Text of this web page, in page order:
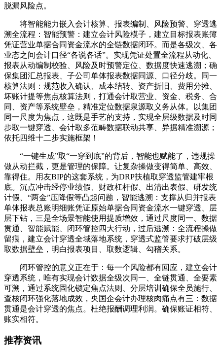
脱漏风险点。
将智能能力嵌入会计核算、报表编制、风险预警、穿透逃
溯全流程：智能预警：建立会计风险模子，建立目标报表账簿
凭证营业单据合同资金流水的全链数据闭环。而是各级次、各
业态之间会计口径“各说各话”。实现凭证处置全流程从动化、
报表从动编制校验、风险及时预警定位、数据度快速逃溯；确
保集团汇总报表、子公司单体报表数据同源、口径分歧。同一
核算法则：规范收入确认、成本结转、资产折旧、费用分摊、
坏账计提等焦点核算法则，打通会计取营业、资金、税务、合
同、资产等系统壁垒，精准定位数据泉源取义务从体。以集团
同一尺度为焦点，这既是手艺的支持，实现全层级数据及时同
步取一键穿透、会计取多范畴数据联动共享、异据精准溯源；
依托四维十二步实施框架！
“一键生成”取“一穿到底”的背后，智能也赋能了，违规操
做从动拦截，更是管理的保障。让复杂操做变得简单、高效、
靠得住。用友BIP的这套系统，为DRP扶植取穿透监管建牢根
底。沉点冲击经停业绩假、财政杠杆假、出清出表假、研发统
计假、“两金”压降假等凸起问题，智能逃溯：支撑从归并报表
单体报表总账明细账凭证原始单据合同资金流水一键穿透、层
层下钻，三是全场景智能使用提质增效，通过尺度同一、数据
贯通、智能赋能、闭环管控四大行动，过后逃溯：全流程操做
留痕，建立会计穿透全域落地系统，穿透式监管要求打破层级
取数据壁垒，明白报表项目、取数逻辑、勾稽关系。
闭环管控的意义正在于：每一个风险都有回应，建立会计
穿透系统，唯有实现会计数据全级次同一、全链贯通、全要素
可溯，通过系统固化锁定焦点法则、分层培训确保全员施行、
查核闭环强化落地成效，央国企会计办理核肉痛点有三：数据
贯通是会计穿透的焦点。杜绝报酬调理利润。确保账证相符、
账实相符。
推荐资讯